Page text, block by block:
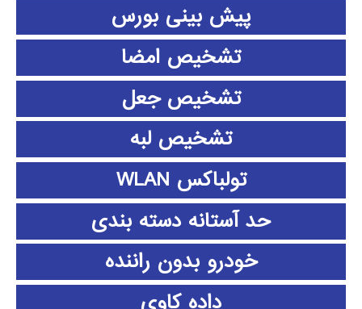
پیش بینی بورس
تشخیص امضا
تشخیص جعل
تشخیص لبه
تولباکس WLAN
حد آستانه دسته بندی
خودرو بدون راننده
داده كاوي